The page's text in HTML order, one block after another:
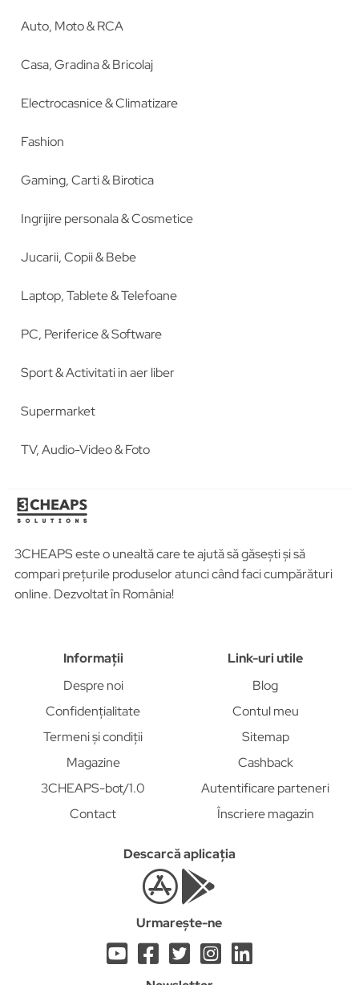
Auto, Moto & RCA
Casa, Gradina & Bricolaj
Electrocasnice & Climatizare
Fashion
Gaming, Carti & Birotica
Ingrijire personala & Cosmetice
Jucarii, Copii & Bebe
Laptop, Tablete & Telefoane
PC, Periferice & Software
Sport & Activitati in aer liber
Supermarket
TV, Audio-Video & Foto
3CHEAPS este o unealtă care te ajută să găsești și să
compari prețurile produselor atunci când faci cumpărături
online. Dezvoltat în România!
Informații
Despre noi
Confidențialitate
Termeni și condiții
Magazine
3CHEAPS-bot/1.0
Contact
Link-uri utile
Blog
Contul meu
Sitemap
Cashback
Autentificare parteneri
Înscriere magazin
Descarcă aplicația
Urmarește-ne